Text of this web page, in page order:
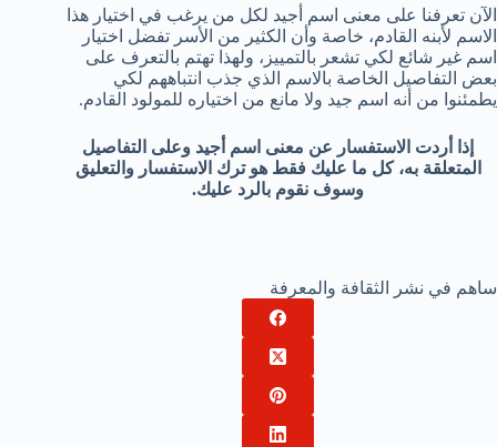
الآن تعرفنا على معنى اسم أجيد لكل من يرغب في اختيار هذا
الاسم لأبنه القادم، خاصة وأن الكثير من الأسر تفضل اختيار
اسم غير شائع لكي تشعر بالتمييز، ولهذا تهتم بالتعرف على
بعض التفاصيل الخاصة بالاسم الذي جذب انتباههم لكي
يطمئنوا من أنه اسم جيد ولا مانع من اختياره للمولود القادم.
إذا أردت الاستفسار عن معنى اسم أجيد وعلى التفاصيل
المتعلقة به، كل ما عليك فقط هو ترك الاستفسار والتعليق
وسوف نقوم بالرد عليك.
ساهم في نشر الثقافة والمعرفة